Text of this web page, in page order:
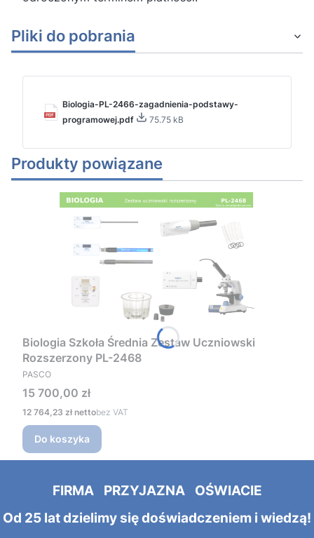
Pliki do pobrania
Biologia-PL-2466-zagadnienia-podstawy-
programowej.pdf
75.75 kB
Produkty powiązane
Biologia Szkoła Średnia Zestaw Uczniowski
Rozszerzony PL-2468
PRODUCENT
PASCO
Cena
15 700,00 zł
Cena
12 764,23 zł bez VAT
Do koszyka
FIRMA PRZYJAZNA OŚWIACIE
Od 25 lat dzielimy się doświadczeniem i wiedzą!